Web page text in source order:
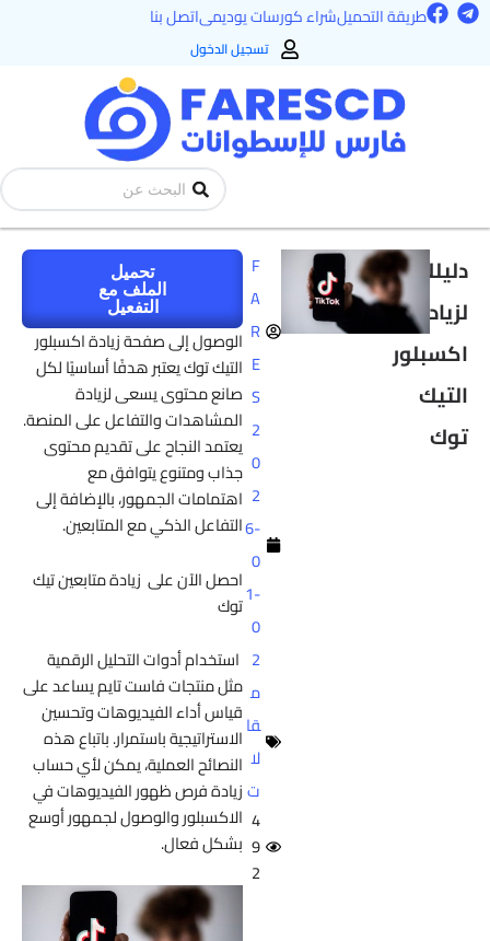
طريقة التحميلشراء كورسات يوديمىاتصل بنا T
e
F
a تسجيل الدخول
Search
دليلك
لزيادة
اكسبلور
التيك
توك
R
6-
0
1-
قا
ت
9
تحميل
الملف مع
التفعيل
الوصول إلى صفحة زيادة اكسبلور
التيك توك يعتبر هدفًا أساسيًا لكل
صانع محتوى يسعى لزيادة
المشاهدات والتفاعل على المنصة.
يعتمد النجاح على تقديم محتوى
جذاب ومتنوع يتوافق مع
اهتمامات الجمهور، بالإضافة إلى
التفاعل الذكي مع المتابعين.
احصل الآن علىزيادة متابعين تيك
توك
استخدام أدوات التحليل الرقمية
مثل منتجات فاست تايم يساعد على
قياس أداء الفيديوهات وتحسين
الاستراتيجية باستمرار. باتباع هذه
النصائح العملية، يمكن لأي حساب
زيادة فرص ظهور الفيديوهات في
الاكسبلور والوصول لجمهور أوسع
بشكل فعال.